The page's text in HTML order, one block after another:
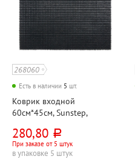
268060
Есть в наличии 5 шт.
Коврик входной
60см*45см, Sunstep,
полипропилен
280,80 руб.
При заказе от 5 штук
в упаковке 5 штук